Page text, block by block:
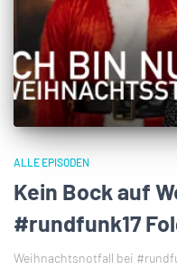
ALLE EPISODEN
Kein Bock auf
#rundfunk17
Weihnachtsnotfall bei